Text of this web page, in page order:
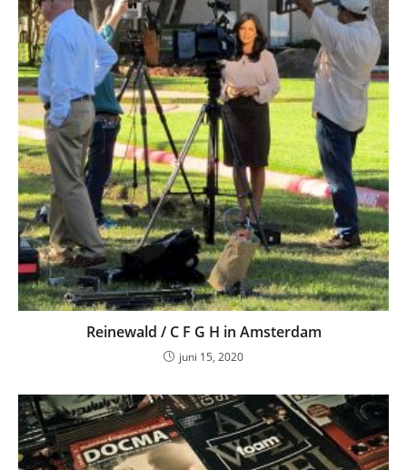
Reinewald / C F G H in Amsterdam
juni 15, 2020